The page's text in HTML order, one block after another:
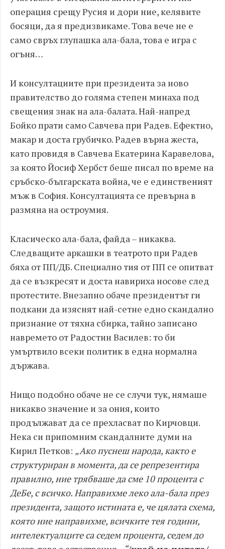
операция срещу Русия и дори ние, келявите
босяци, да я предизвикаме. Това вече не е
само свръх глупашка ала-бала, това е игра с
огъня…
И консултациите при президента за ново
правителство до голяма степен минаха под
свещения знак на ала-балата. Най-напред
Бойко прати само Савчева при Радев. Ефектно,
макар и доста грубичко. Радев върна жеста,
като провидя в Савчева Екатерина Каравелова,
за която Йосиф Хербст беше писал по време на
сръбско-българската война, че е единственият
мъж в София. Консултацията се превърна в
размяна на остроумия.
Класическо ала-бала, файда – никаква.
Следващите аркашки в театрото при Радев
бяха от ПП/ДБ. Специално тия от ПП се опитват
да се възкресят и доста навириха носове след
протестите. Внезапно обаче президентът ги
подкани да изяснят най-сетне едно скандално
признание от тяхна сбирка, тайно записано
навремето от Радостин Василев: то би
умъртвило всеки политик в една нормална
държава.
Нищо подобно обаче не се случи тук, нямаше
никакво значение и за ония, които
продължават да се прехласват по Кирчовци.
Нека си припомним скандалните думи на
Кирил Петков: „Ако пуснеш народа, както е
структуриран в момента, да се репрезентира
правилно, ние трябваше да сме 10 процента с
ДеБе, с всичко. Направихме леко ала-бала през
президента, защото истината е, че цялата схема,
която ние направихме, всичките тея години,
интелектуалците са седем процента, седем до